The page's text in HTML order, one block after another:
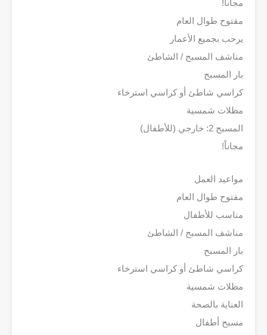
مجاناً!
مفتوح طوال العام
يرحب بجميع الأعمار
مناشف المسبح / الشاطئ
بار المسبح
كراسي شاطئ أو كراسي استرخاء
مظلات شمسية
المسبح 2: خارجي (للأطفال)
مجاناً!
مواعيد العمل
مفتوح طوال العام
مناسب للأطفال
مناشف المسبح / الشاطئ
بار المسبح
كراسي شاطئ أو كراسي استرخاء
مظلات شمسية
العناية بالصحة
مسبح أطفال